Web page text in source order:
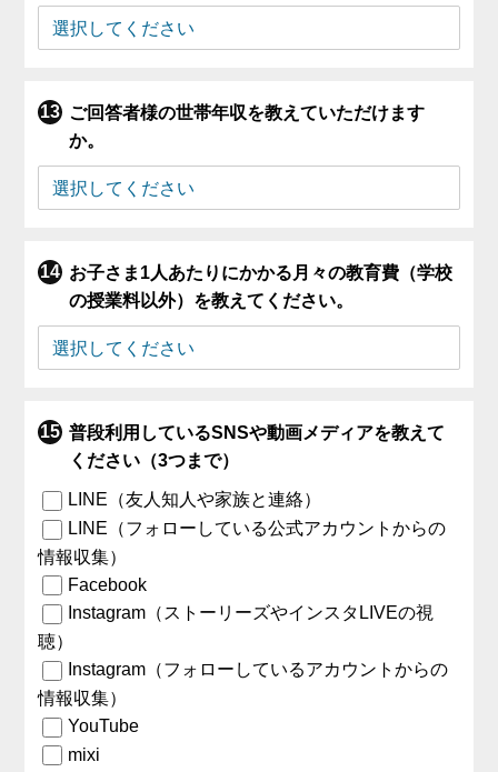
ご回答者様の世帯年収を教えていただけます
か。
お子さま1人あたりにかかる月々の教育費（学校
の授業料以外）を教えてください。
普段利用しているSNSや動画メディアを教えて
ください（3つまで）
LINE（友人知人や家族と連絡）
LINE（フォローしている公式アカウントからの
情報収集）
Facebook
Instagram（ストーリーズやインスタLIVEの視
聴）
Instagram（フォローしているアカウントからの
情報収集）
YouTube
mixi